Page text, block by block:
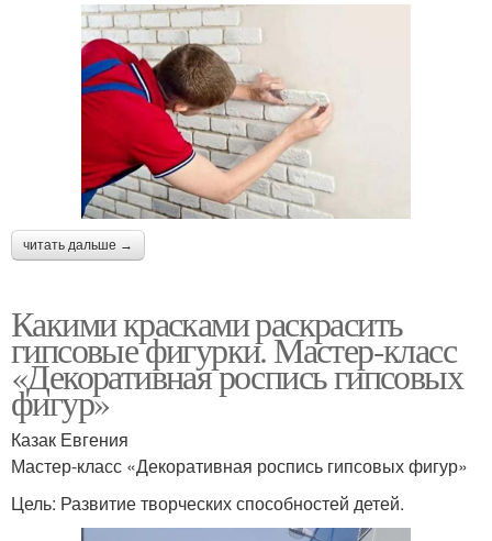
читать дальше →
Какими красками раскрасить
гипсовые фигурки. Мастер-класс
«Декоративная роспись гипсовых
фигур»
Казак Евгения
Мастер-класс «Декоративная роспись гипсовых фигур»
Цель: Развитие творческих способностей детей.